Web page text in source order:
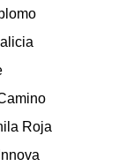
Roja